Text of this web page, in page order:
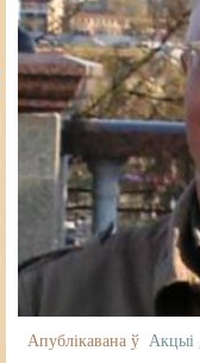
Апублікавана ў Акцыі